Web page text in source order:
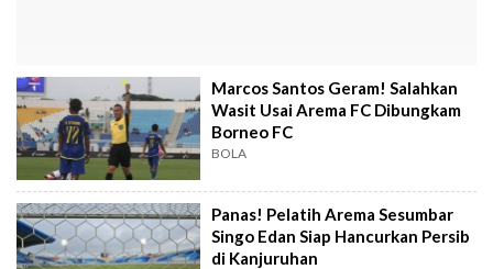
Marcos Santos Geram! Salahkan
Wasit Usai Arema FC Dibungkam
Borneo FC
BOLA
Panas! Pelatih Arema Sesumbar
Singo Edan Siap Hancurkan Persib
di Kanjuruhan